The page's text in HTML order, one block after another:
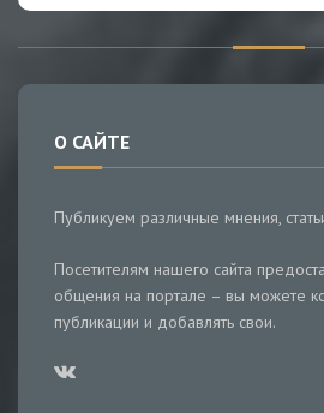
О САЙТЕ
Публикуем различные мнения,
Посетителям нашего сайта
общения на портале – вы можете
публикации и добавлять свои.